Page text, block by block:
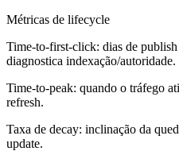
Métricas de lifecycle
Time-to-first-click: dias de
diagnostica indexação/autoridade.
Time-to-peak: quando o tráfego
refresh.
Taxa de decay: inclinação da
update.